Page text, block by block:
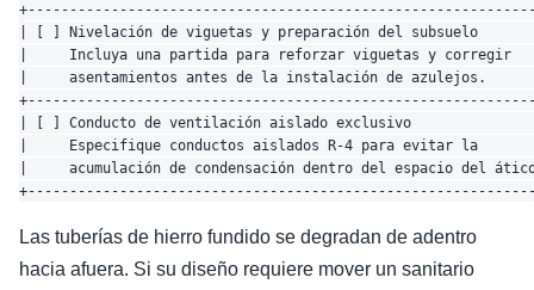
| [ ] Nivelación de viguetas y preparación del subsuelo
|     Incluya una partida para reforzar viguetas y
|     asentamientos antes de la instalación de azulejos.
| [ ] Conducto de ventilación aislado exclusivo
|     Especifique conductos aislados R-4 para evitar la
|     acumulación de condensación dentro del espacio del
Las tuberías de hierro fundido se degradan de adentro
hacia afuera. Si su diseño requiere mover un sanitario